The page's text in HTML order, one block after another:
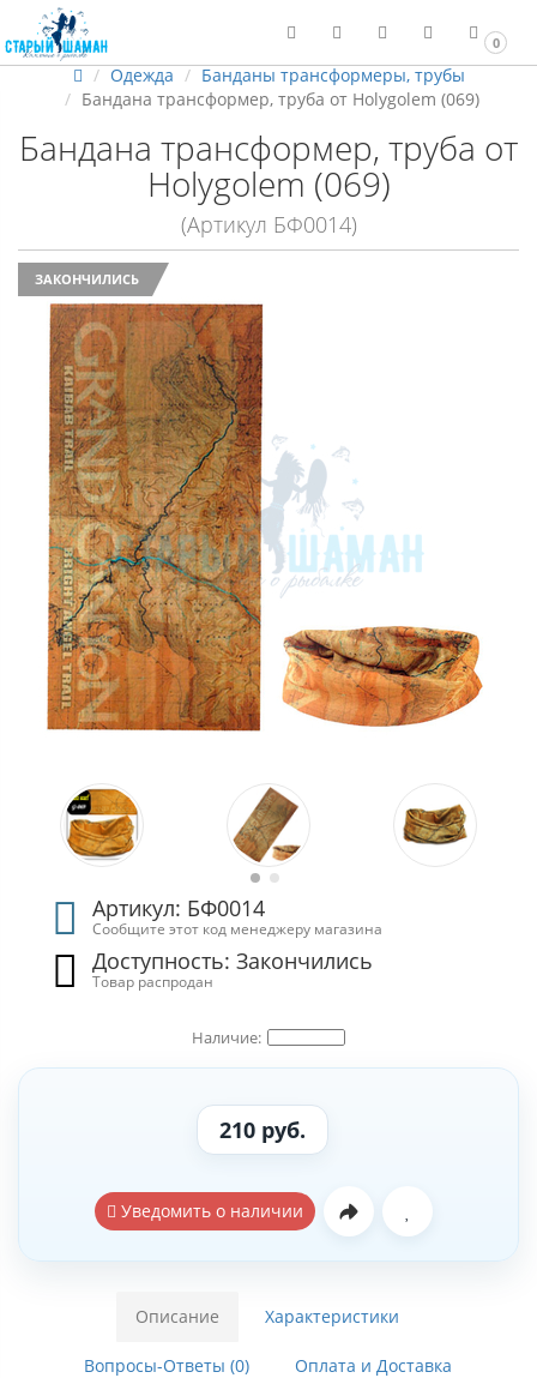
0
Одежда
Банданы трансформеры, трубы
Бандана трансформер, труба от Holygolem (069)
Бандана трансформер, труба от
Holygolem (069)
(Артикул БФ0014)
ЗАКОНЧИЛИСЬ
Артикул: БФ0014
Сообщите этот код менеджеру магазина
Доступность: Закончились
Товар распродан
210 руб.
Уведомить о наличии
Описание Характеристики
Вопросы-Ответы (0) Оплата и Доставка